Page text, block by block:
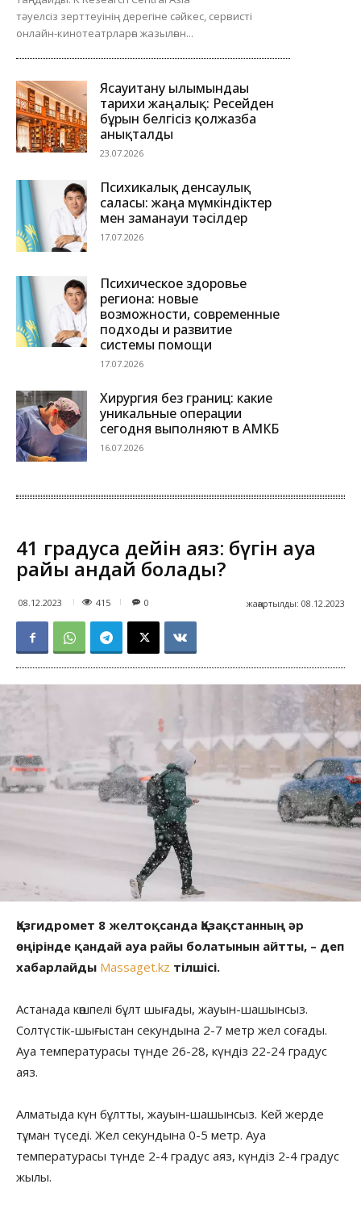
тәуелсіз зерттеуінің дерегіне сәйкес, сервисті
онлайн-кинотеатрларға жазылған...
Ясауитану ғылымындағы
тарихи жаңалық: Ресейден
бұрын белгісіз қолжазба
анықталды
23.07.2026
Психикалық денсаулық
саласы: жаңа мүмкіндіктер
мен заманауи тәсілдер
17.07.2026
Психическое здоровье
региона: новые
возможности, современные
подходы и развитие
системы помощи
17.07.2026
Хирургия без границ: какие
уникальные операции
сегодня выполняют в АМКБ
16.07.2026